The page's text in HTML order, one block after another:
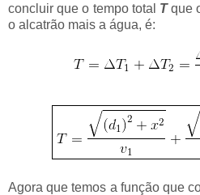
concluir que o tempo total Tque
o alcatrão mais a água, é:
Agora que temos a função que